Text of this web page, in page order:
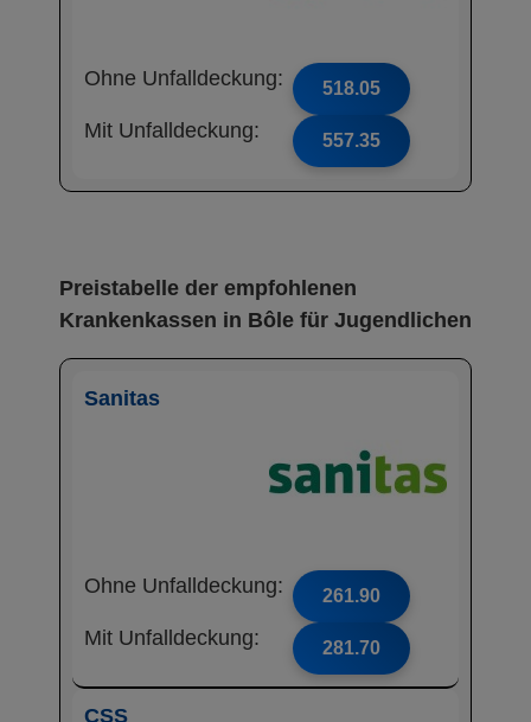
Ohne Unfalldeckung: 518.05
Mit Unfalldeckung: 557.35
Preistabelle der empfohlenen
Krankenkassen in Bôle für Jugendlichen
Sanitas
Ohne Unfalldeckung: 261.90
Mit Unfalldeckung: 281.70
CSS